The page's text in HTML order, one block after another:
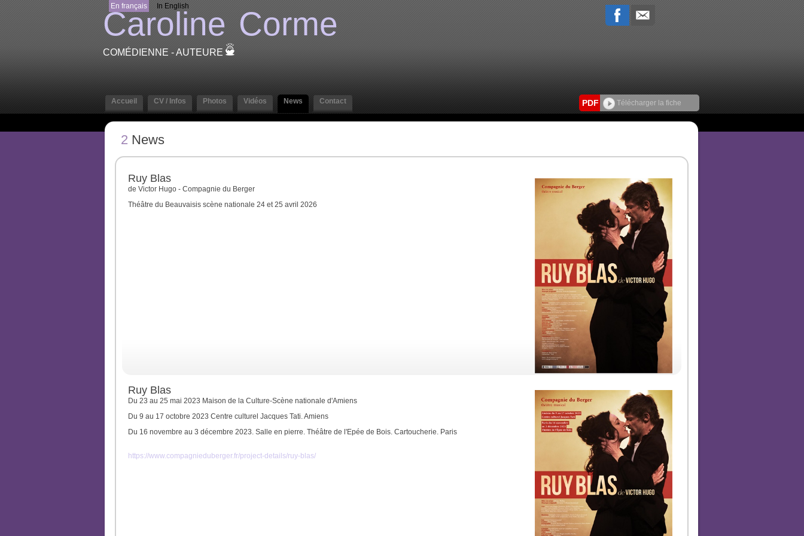
En français In English
Caroline Corme
COMÉDIENNE - AUTEURE
Accueil CV / Infos Photos Vidéos News Contact PDF Télécharger la fiche
2 News
Ruy Blas
de Victor Hugo - Compagnie du Berger
Théâtre du Beauvaisis scène nationale 24 et 25 avril 2026
Ruy Blas
Du 23 au 25 mai 2023 Maison de la Culture-Scène nationale d'Amiens
Du 9 au 17 octobre 2023 Centre culturel Jacques Tati. Amiens
Du 16 novembre au 3 décembre 2023. Salle en pierre. Théâtre de l'Epée de Bois. Cartoucherie. Paris
https://www.compagnieduberger.fr/project-details/ruy-blas/